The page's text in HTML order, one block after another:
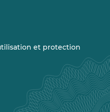
et protection